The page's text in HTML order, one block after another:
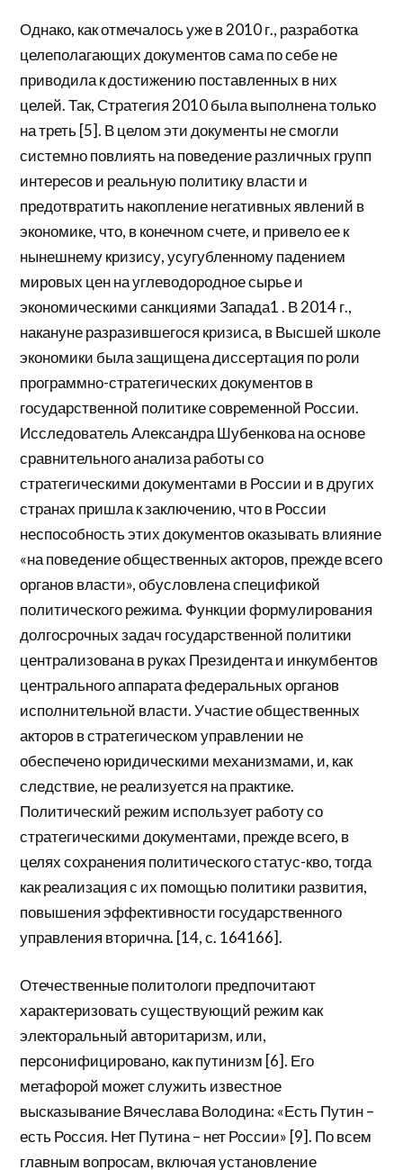
Однако, как отмечалось уже в 2010 г., разработка
целеполагающих документов сама по себе не
приводила к достижению поставленных в них
целей. Так, Стратегия 2010 была выполнена только
на треть [5]. В целом эти документы не смогли
системно повлиять на поведение различных групп
интересов и реальную политику власти и
предотвратить накопление негативных явлений в
экономике, что, в конечном счете, и привело ее к
нынешнему кризису, усугубленному падением
мировых цен на углеводородное сырье и
экономическими санкциями Запада1 . В 2014 г.,
накануне разразившегося кризиса, в Высшей школе
экономики была защищена диссертация по роли
программно-стратегических документов в
государственной политике современной России.
Исследователь Александра Шубенкова на основе
сравнительного анализа работы со
стратегическими документами в России и в других
странах пришла к заключению, что в России
неспособность этих документов оказывать влияние
«на поведение общественных акторов, прежде всего
органов власти», обусловлена спецификой
политического режима. Функции формулирования
долгосрочных задач государственной политики
централизована в руках Президента и инкумбентов
центрального аппарата федеральных органов
исполнительной власти. Участие общественных
акторов в стратегическом управлении не
обеспечено юридическими механизмами, и, как
следствие, не реализуется на практике.
Политический режим использует работу со
стратегическими документами, прежде всего, в
целях сохранения политического статус-кво, тогда
как реализация с их помощью политики развития,
повышения эффективности государственного
управления вторична. [14, с. 164166].
Отечественные политологи предпочитают
характеризовать существующий режим как
электоральный авторитаризм, или,
персонифицировано, как путинизм [6]. Его
метафорой может служить известное
высказывание Вячеслава Володина: «Есть Путин –
есть Россия. Нет Путина – нет России» [9]. По всем
главным вопросам, включая установление